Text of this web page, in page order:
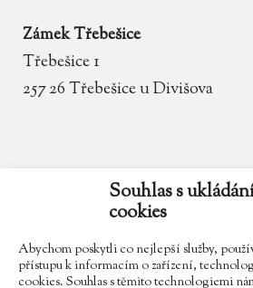
Souhlas s
cookies
Abychom poskytli co nejlepší služby,
přístupu k informacím o zařízení,
cookies. Souhlas s těmito technologiemi
Zámek Třebešice
Třebešice 1
257 26 Třebešice u Divišova
zamek.trebesice@volny.cz
602 354 467